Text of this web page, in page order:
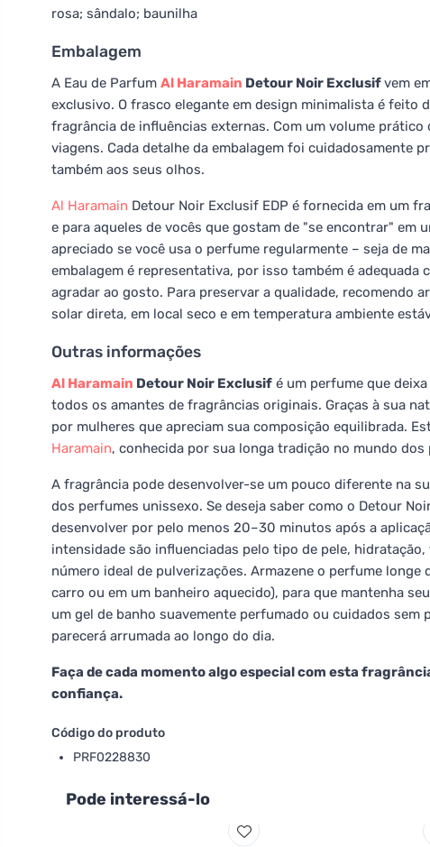
rosa; sândalo; baunilha
Embalagem
A Eau de Parfum Al Haramain Detour Noir Exclusifvem
exclusivo. O frasco elegante em design minimalista é feito
fragrância de influências externas. Com um volume prático
viagens. Cada detalhe da embalagem foi cuidadosamente
também aos seus olhos.
Al Haramain Detour Noir Exclusif EDP é fornecida em um
e para aqueles de vocês que gostam de "se encontrar" em
apreciado se você usa o perfume regularmente – seja de
embalagem é representativa, por isso também é
agradar ao gosto. Para preservar a qualidade, recomendo
solar direta, em local seco e em temperatura ambiente
Outras informações
Al Haramain Detour Noir Exclusif é um perfume que
todos os amantes de fragrâncias originais. Graças à sua
por mulheres que apreciam sua composição equilibrada.
Haramain, conhecida por sua longa tradição no mundo dos
A fragrância pode desenvolver-se um pouco diferente na
dos perfumes unissexo. Se deseja saber como o Detour
desenvolver por pelo menos 20–30 minutos após a
intensidade são influenciadas pelo tipo de pele,
número ideal de pulverizações. Armazene o perfume
carro ou em um banheiro aquecido), para que mantenha
um gel de banho suavemente perfumado ou cuidados
parecerá arrumada ao longo do dia.
Faça de cada momento algo especial com esta
confiança.
Código do produto
PRF0228830
Pode interessá-lo